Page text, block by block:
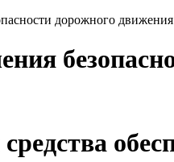
дорожного движения